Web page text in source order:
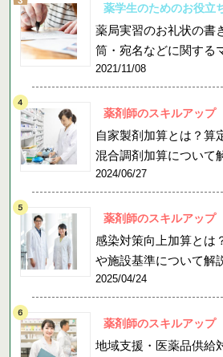
薬学生のためのお役立
薬局実習のお礼状の書
筒・宛名などに関する
2021/11/08
薬剤師のスキルアップ
自家製剤加算とは？算
混合調剤加算について
2024/06/27
薬剤師のスキルアップ
感染対策向上加算とは
や施設基準について解
2025/04/24
薬剤師のスキルアップ
地域支援・医薬品供給